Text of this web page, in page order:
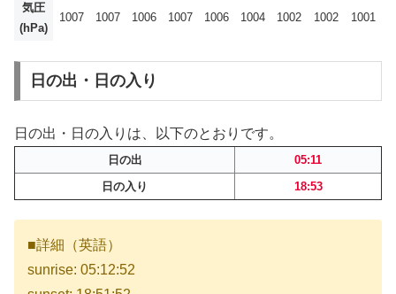
気圧
(hPa)
1007 1007 1006 1007 1006 1004 1002 1002 1001
日の出・日の入り
日の出・日の入りは、以下のとおりです。
日の出
05:11
日の入り
18:53
■詳細（英語）
sunrise: 05:12:52